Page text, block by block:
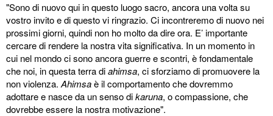
"Sono di nuovo qui in questo luogo sacro, ancora una volta su
vostro invito e di questo vi ringrazio. Ci incontreremo di nuovo nei
prossimi giorni, quindi non ho molto da dire ora. E’ importante
cercare di rendere la nostra vita significativa. In un momento in
cui nel mondo ci sono ancora guerre e scontri, è fondamentale
che noi, in questa terra diahimsa, ci sforziamo di promuovere la
non violenza. Ahimsaè il comportamento che dovremmo
adottare e nasce da un senso dikaruna, o compassione, che
dovrebbe essere la nostra motivazione".